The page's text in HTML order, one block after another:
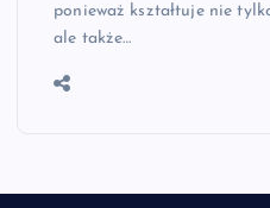
ponieważ kształtuje nie
ale także…